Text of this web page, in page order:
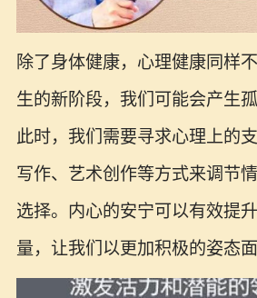
除了身体健康，心理健康同样
生的新阶段，我们可能会产生
此时，我们需要寻求心理上的
写作、艺术创作等方式来调节
选择。内心的安宁可以有效提
量，让我们以更加积极的姿态面